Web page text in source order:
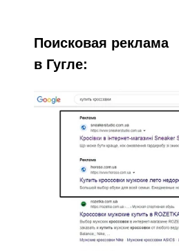
Поисковая реклама
в Гугле: